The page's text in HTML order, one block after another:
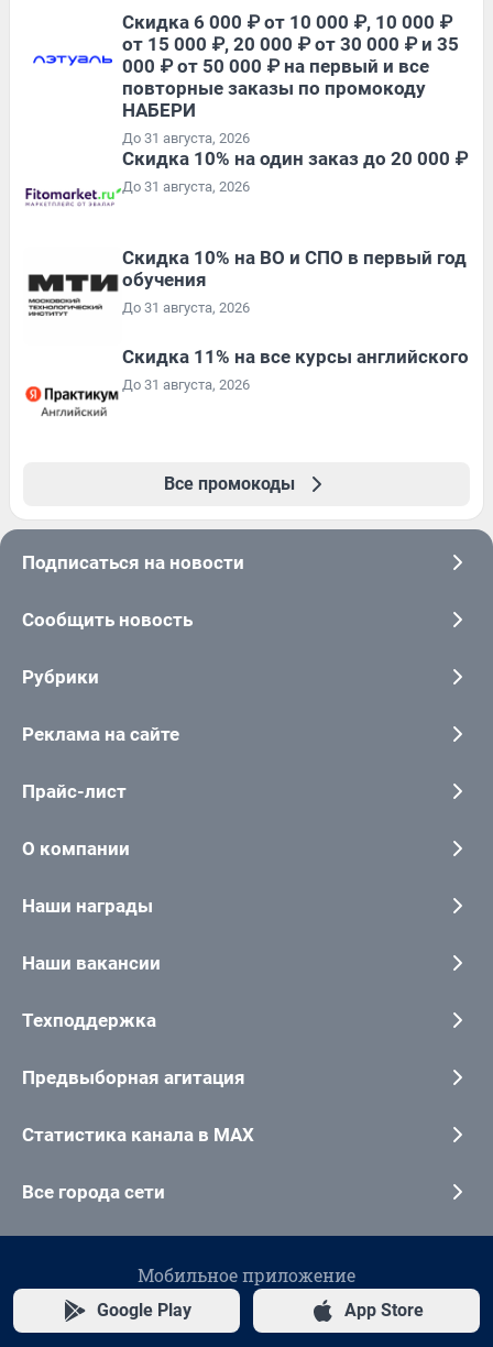
Скидка 6 000 ₽ от 10 000 ₽, 10 000 ₽
от 15 000 ₽, 20 000 ₽ от 30 000 ₽ и 35
000 ₽ от 50 000 ₽ на первый и все
повторные заказы по промокоду
НАБЕРИ
До 31 августа, 2026
Скидка 10% на один заказ до 20 000 ₽
До 31 августа, 2026
Скидка 10% на ВО и СПО в первый год
обучения
До 31 августа, 2026
Скидка 11% на все курсы английского
До 31 августа, 2026
Все промокоды
Подписаться на новости
Сообщить новость
Рубрики
Реклама на сайте
Прайс-лист
О компании
Наши награды
Наши вакансии
Техподдержка
Предвыборная агитация
Статистика канала в MAX
Все города сети
Мобильное приложение
Google Play App Store